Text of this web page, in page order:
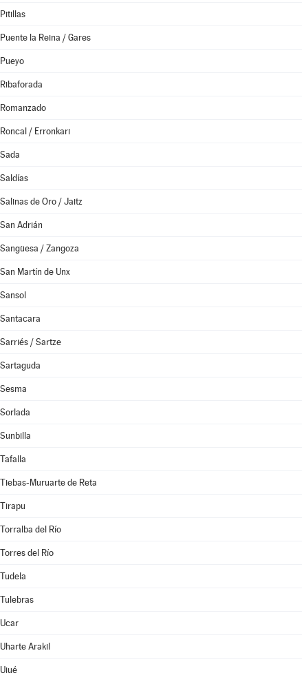
Pitillas
Puente la Reina / Gares
Pueyo
Ribaforada
Romanzado
Roncal / Erronkari
Sada
Saldías
Salinas de Oro / Jaitz
San Adrián
Sangüesa / Zangoza
San Martín de Unx
Sansol
Santacara
Sarriés / Sartze
Sartaguda
Sesma
Sorlada
Sunbilla
Tafalla
Tiebas-Muruarte de Reta
Tirapu
Torralba del Río
Torres del Río
Tudela
Tulebras
Ucar
Uharte Arakil
Ujué